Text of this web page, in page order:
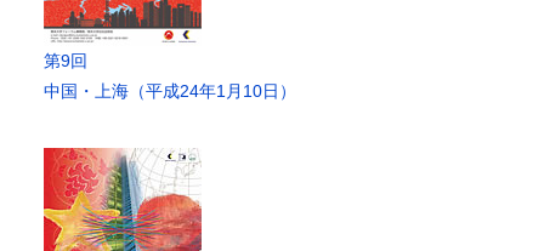
第9回
中国・上海（平成24年1月10日）